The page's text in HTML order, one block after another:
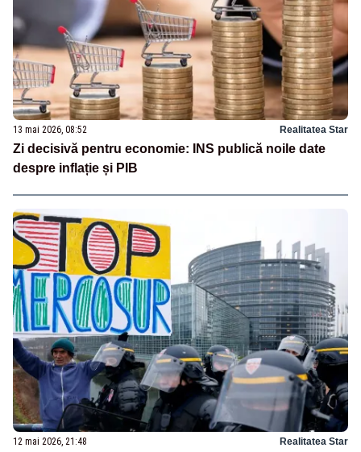
13 mai 2026, 08:52 Realitatea Star
Zi decisivă pentru economie: INS publică noile date
despre inflație și PIB
12 mai 2026, 21:48 Realitatea Star